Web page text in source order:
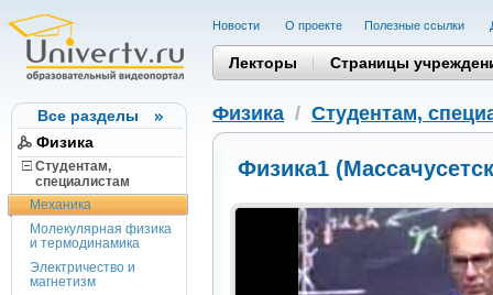
Все разделы
Физика
Студентам,
cпециалистам
Механика
Молекулярная физика
и термодинамика
Электричество и
магнетизм
Новости О проекте Полезные cсылки
Лекторы Страницы
Физика / Студентам,
Физика1